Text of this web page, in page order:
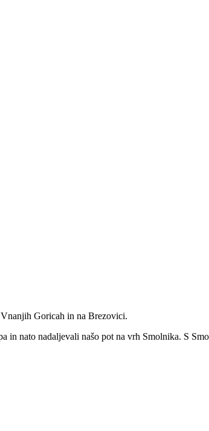
Goricah in na Brezovici.
in nato nadaljevali našo pot na vrh Smolnika. S